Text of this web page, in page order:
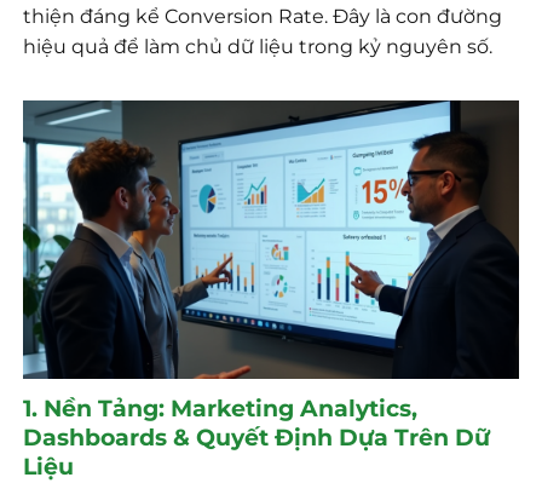
thiện đáng kể Conversion Rate. Đây là con đường
hiệu quả để làm chủ dữ liệu trong kỷ nguyên số.
1. Nền Tảng: Marketing Analytics,
Dashboards & Quyết Định Dựa Trên Dữ
Liệu